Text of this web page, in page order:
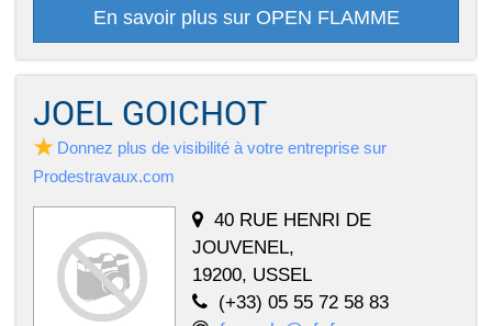
En savoir plus sur OPEN FLAMME
JOEL GOICHOT
Donnez plus de visibilité à votre entreprise sur
Prodestravaux.com
40 RUE HENRI DE
JOUVENEL,
19200, USSEL
(+33) 05 55 72 58 83